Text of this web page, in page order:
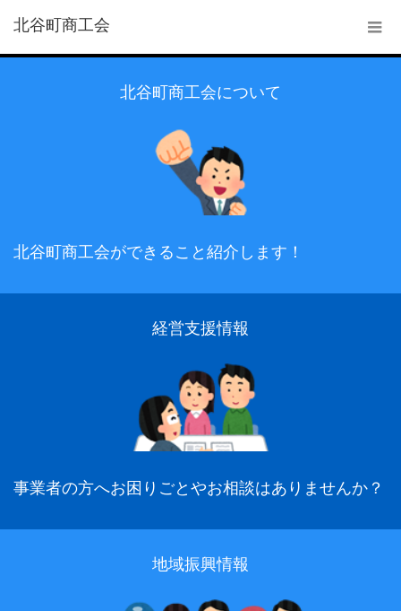
北谷町商工会
北谷町商工会について
北谷町商工会ができること紹介します！
経営支援情報
事業者の方へお困りごとやお相談はありませんか？
地域振興情報